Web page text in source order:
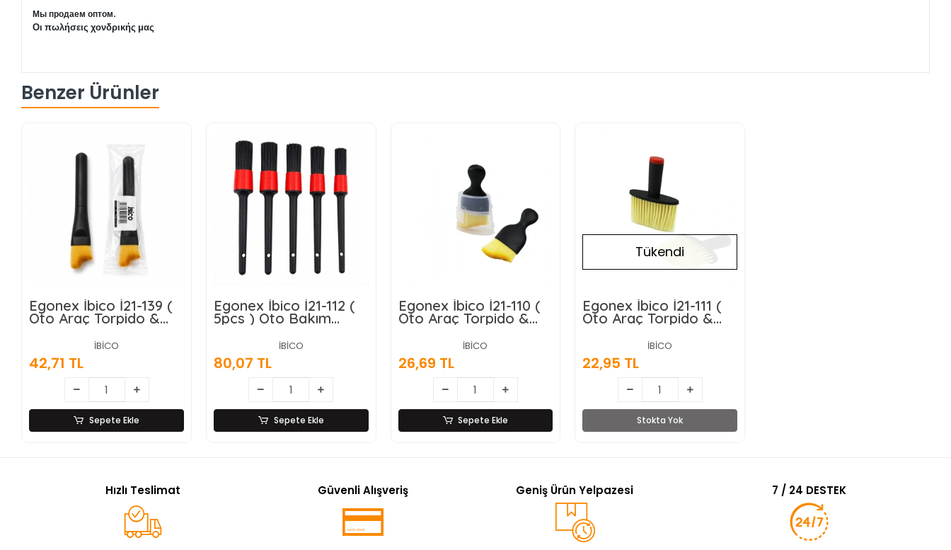
Мы продаем оптом.
Οι πωλήσεις χονδρικής μας
Benzer Ürünler
Egonex İbico İ21-139 (
Oto Araç Torpido &
Çok Amaçlı ) ( El Tipi )
Temizlik Fırçası*20x35
İBİCO
42,71 TL
Sepete Ekle
Egonex İbico İ21-112 (
5pcs ) Oto Bakım
Fırçası*10x20
İBİCO
80,07 TL
Sepete Ekle
Egonex İbico İ21-110 (
Oto Araç Torpido &
Çok Amaçlı ) ( El Tipi )
Temizlik Fırçası *20x35
İBİCO
26,69 TL
Sepete Ekle
Tükendi
Egonex İbico İ21-111 (
Oto Araç Torpido &
Çok Amaçlı ) ( El Tipi )
Temizlik Fırçası ( İnce
Kıllı )*20x25
İBİCO
22,95 TL
Stokta Yok
Hızlı Teslimat Güvenli Alışveriş Geniş Ürün Yelpazesi 7 / 24 DESTEK